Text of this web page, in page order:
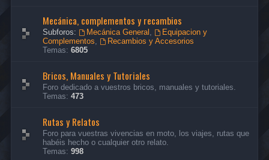
Mecánica, complementos y recambios
Subforos: Mecánica General ,
Equipacion y
Complementos,
Recambios y Accesorios
Temas: 6805
Bricos, Manuales y Tutoriales
Foro dedicado a vuestros bricos, manuales y tutoriales.
Temas: 473
Rutas y Relatos
Foro para vuestras vivencias en moto, los viajes, rutas que
habéis hecho o cualquier otro relato.
Temas: 998